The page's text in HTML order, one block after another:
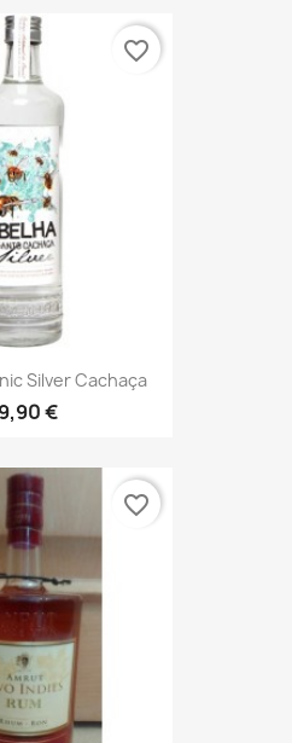
Silver Cachaça
€
favorite_border
favorite_border